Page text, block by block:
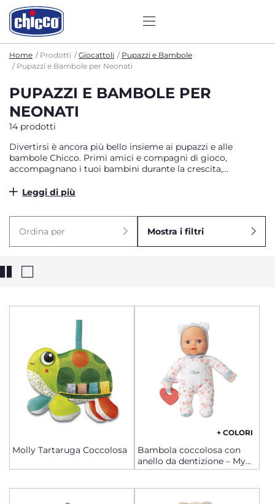
Home Prodotti Giocattoli
Pupazzi e Bambole
Pupazzi e Bambole per Neonati
PUPAZZI E BAMBOLE PER
NEONATI
14 prodotti
Divertirsi è ancora più bello insieme ai pupazzi e alle
bambole Chicco. Primi amici e compagni di gioco,
accompagnano i tuoi bambini durante la crescita,
complicità e stimolando il gioco creativo e l’empatia.
Leggi di più
Ordina per Mostra i filtri
Molly Tartaruga Coccolosa
+ COLORI
Bambola coccolosa con
anello da dentizione – My
First Doll